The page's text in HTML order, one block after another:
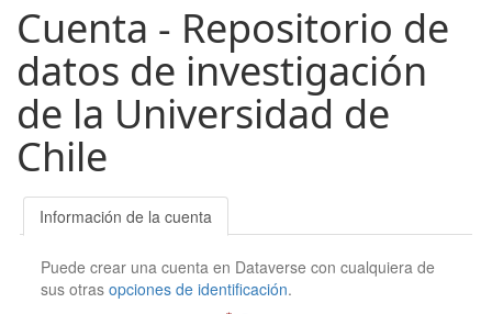
Cuenta - Repositorio de
datos de investigación
de la Universidad de
Chile
Información de la cuenta
Puede crear una cuenta en Dataverse con cualquiera de
sus otrasopciones de identificación.